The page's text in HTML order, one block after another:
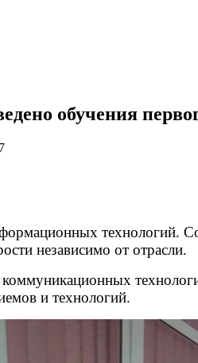
обучения
технологий.
независимо от отрасли.
коммуникационных
и технологий.